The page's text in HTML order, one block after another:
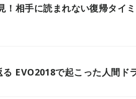
！相手に読まれない復帰タイ
EVO2018で起こった人間ド